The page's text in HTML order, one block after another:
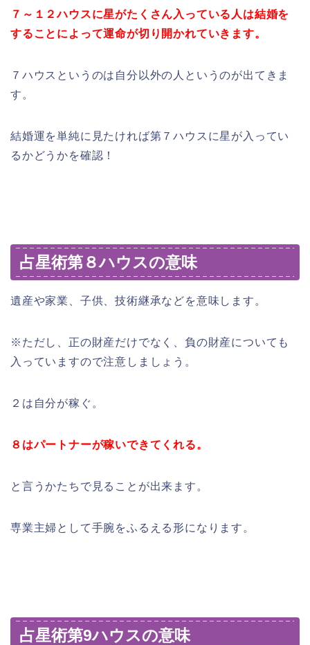
７～１２ハウスに星がたくさん入っている人は結婚を
することによって運命が切り開かれていきます。
７ハウスというのは自分以外の人というのが出てきま
す。
結婚運を単純に見たければ第７ハウスに星が入ってい
るかどうかを確認！
占星術第８ハウスの意味
遺産や家業、子供、技術継承などを意味します。
※ただし、正の財産だけでなく、負の財産についても
入っていますので注意しましょう。
２は自分が稼ぐ。
８はパートナーが稼いできてくれる。
と言うかたちで見ることが出来ます。
専業主婦として手腕をふるえる形になります。
占星術第9ハウスの意味